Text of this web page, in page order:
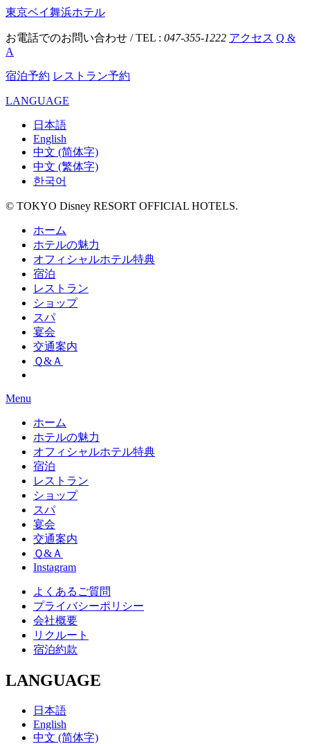
東京ベイ舞浜ホテル
お電話でのお問い合わせ / TEL : 047-355-1222 アクセス Q &
A
宿泊予約 レストラン予約
LANGUAGE
日本語
English
中文 (简体字)
中文 (繁体字)
한국어
© TOKYO Disney RESORT OFFICIAL HOTELS.
ホーム
ホテルの魅力
オフィシャルホテル特典
宿泊
レストラン
ショップ
スパ
宴会
交通案内
Ｑ&Ａ
Menu
ホーム
ホテルの魅力
オフィシャルホテル特典
宿泊
レストラン
ショップ
スパ
宴会
交通案内
Ｑ&Ａ
Instagram
よくあるご質問
プライバシーポリシー
会社概要
リクルート
宿泊約款
LANGUAGE
日本語
English
中文 (简体字)